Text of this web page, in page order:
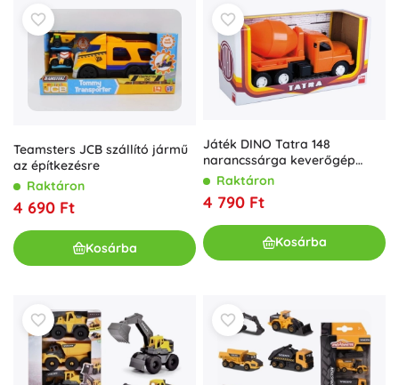
Teamsters JCB szállító jármű
az építkezésre
Raktáron
4 690 Ft
Kosárba
Játék DINO Tatra 148
narancssárga keverőgép
30cmRaktáron
4 790 Ft
Kosárba